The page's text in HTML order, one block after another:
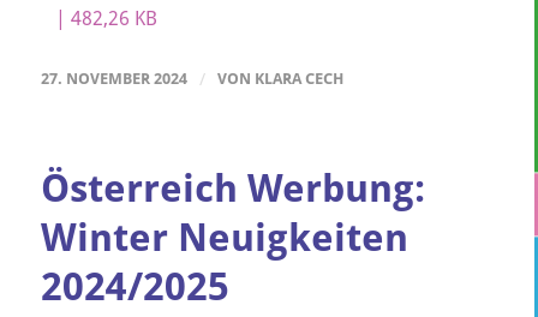
| 482,26 KB
27. NOVEMBER 2024 / VON KLARA CECH
Österreich Werbung:
Winter Neuigkeiten
2024/2025